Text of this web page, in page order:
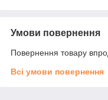
Умови повернення
Повернення товару
Всі умови повернення